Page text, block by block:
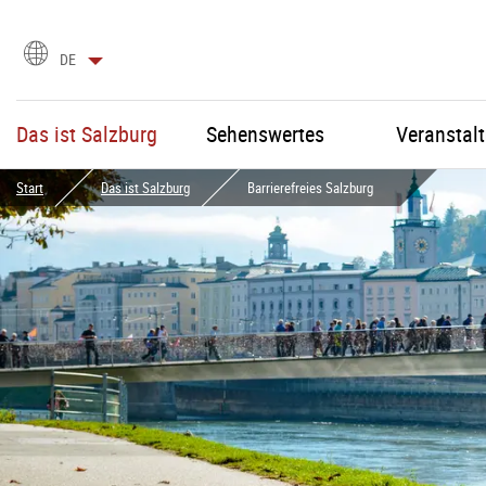
Sprachauswahl
DE
Das ist Salzburg Sehenswertes
Start Das ist Salzburg Barrierefreies Salzburg